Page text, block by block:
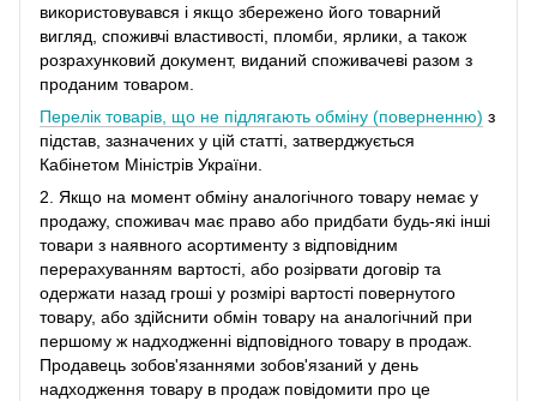
використовувався і якщо збережено його товарний
вигляд, споживчі властивості, пломби, ярлики, а також
розрахунковий документ, виданий споживачеві разом з
проданим товаром.
Перелік товарів, що не підлягають обміну (поверненню) з
підстав, зазначених у цій статті, затверджується
Кабінетом Міністрів України.
2. Якщо на момент обміну аналогічного товару немає у
продажу, споживач має право або придбати будь-які інші
товари з наявного асортименту з відповідним
перерахуванням вартості, або розірвати договір та
одержати назад гроші у розмірі вартості повернутого
товару, або здійснити обмін товару на аналогічний при
першому ж надходженні відповідного товару в продаж.
Продавець зобов'язаннями зобов'язаний у день
надходження товару в продаж повідомити про це